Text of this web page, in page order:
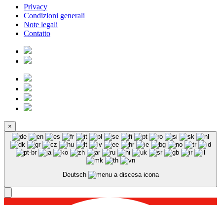
Privacy
Condizioni generali
Note legali
Contatto
×
Deutsch